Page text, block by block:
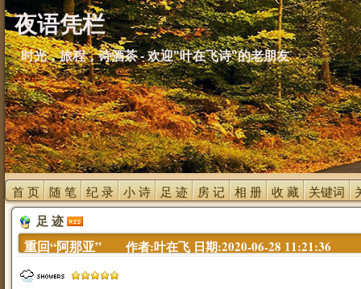
夜语凭栏
时光，旅程，诗酒茶 - 欢迎"叶在飞诗"的老朋友
首 页 随 笔 纪 录 小 诗 足 迹 房 记 相 册 收 藏 关键词
足 迹
重回“阿那亚” 作者:叶在飞 日期:2020-06-28 11:21:36